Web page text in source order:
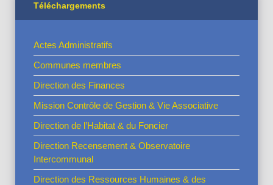
Téléchargements
Actes Administratifs
Communes membres
Direction des Finances
Mission Contrôle de Gestion & Vie Associative
Direction de l’Habitat & du Foncier
Direction Recensement & Observatoire
Intercommunal
Direction des Ressources Humaines & des